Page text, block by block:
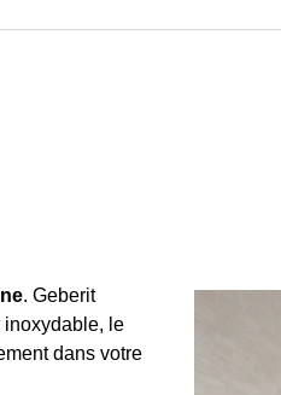
. Geberit
inoxydable, le
dans votre